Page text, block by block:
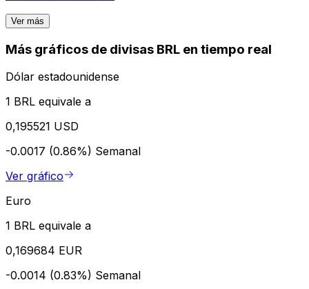
Ver más
Más gráficos de divisas BRL en tiempo real
Dólar estadounidense
1 BRL equivale a
0,195521 USD
-0.0017 (0.86%) Semanal
Ver gráfico
Euro
1 BRL equivale a
0,169684 EUR
-0.0014 (0.83%) Semanal